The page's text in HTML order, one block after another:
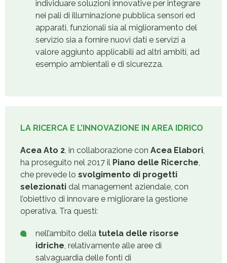
individuare soluzioni innovative per integrare
nei pali di illuminazione pubblica sensori ed
apparati, funzionali sia al miglioramento del
servizio sia a fornire nuovi dati e servizi a
valore aggiunto applicabili ad altri ambiti, ad
esempio ambientali e di sicurezza.
LA RICERCA E L’INNOVAZIONE IN AREA IDRICO
Acea Ato 2, in collaborazione con Acea Elabori,
ha proseguito nel 2017 il Piano delle Ricerche,
che prevede lo svolgimento di progetti
selezionati dal management aziendale, con
l’obiettivo di innovare e migliorare la gestione
operativa. Tra questi:
nell’ambito della tutela delle risorse
idriche, relativamente alle aree di
salvaguardia delle fonti di